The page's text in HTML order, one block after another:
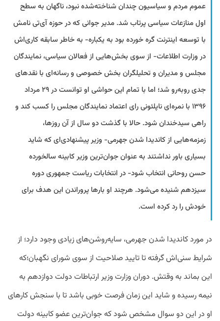
عموم مردم و سیاسیون چندان شناخته‌شده نبود، ناگهان به سطح
اول منازعات سیاسی پرتاب شد. مدیر جوانی که در حوزه آی‌تی نامش
با توسعه اینترنت گره خورده بود به یکباره- به خاطر سابقه کاری‌اش
در وزارت اطلاعات- از سوی بخش‌هایی از فعالان سیاسی، نمایندگان
مجلس و مدیران و تحلیلگران بخش خصوصی و رسانه‌ای با نقدهای
جدی روبه‌رو شد؛ اما با تمام این حواشی او توانست در ۲۹ مرداد
۱۳۹۶ با نمره‌ای ناپلئونی رای اعتماد نمایندگان مجلس را کسب کند و
راهی سیدخندان شود. حالا با گذشت دو سال از آن روزها،
زمزمه‌هایی از کاندیدا شدن جهرمی- وزیر پیشنهادی‌‌ای که شاید
بسیاری باور نداشتند به عنوان جوان‌ترین وزیر کابینه سالخورده
حسن روحانی انتخاب شود- در انتخابات ریاست‌ جمهوری دوره
سیزدهم شنیده می‌شود. هرچند او بارها پروراندن این هدف برای
خودش را رد کرده است.
در مورد کاندیدا شدن جهرمی، سایه‌روشن‌های زیادی وجود دارد؛ از
شرایط سنی‌اش گرفته تا تایید صلاحیت از سوی شورای نگهبان؛که
این بماند به وقتش. دوران وزارت وزیر ارتباطات دولت دوازدهم به
نیمه رسیده و شاید این زمان فرصت خوبی باشد تا با سنجش کارهای
او در این دو سوال مشخص شود که جوان‌ترین عضو کابینه دولت